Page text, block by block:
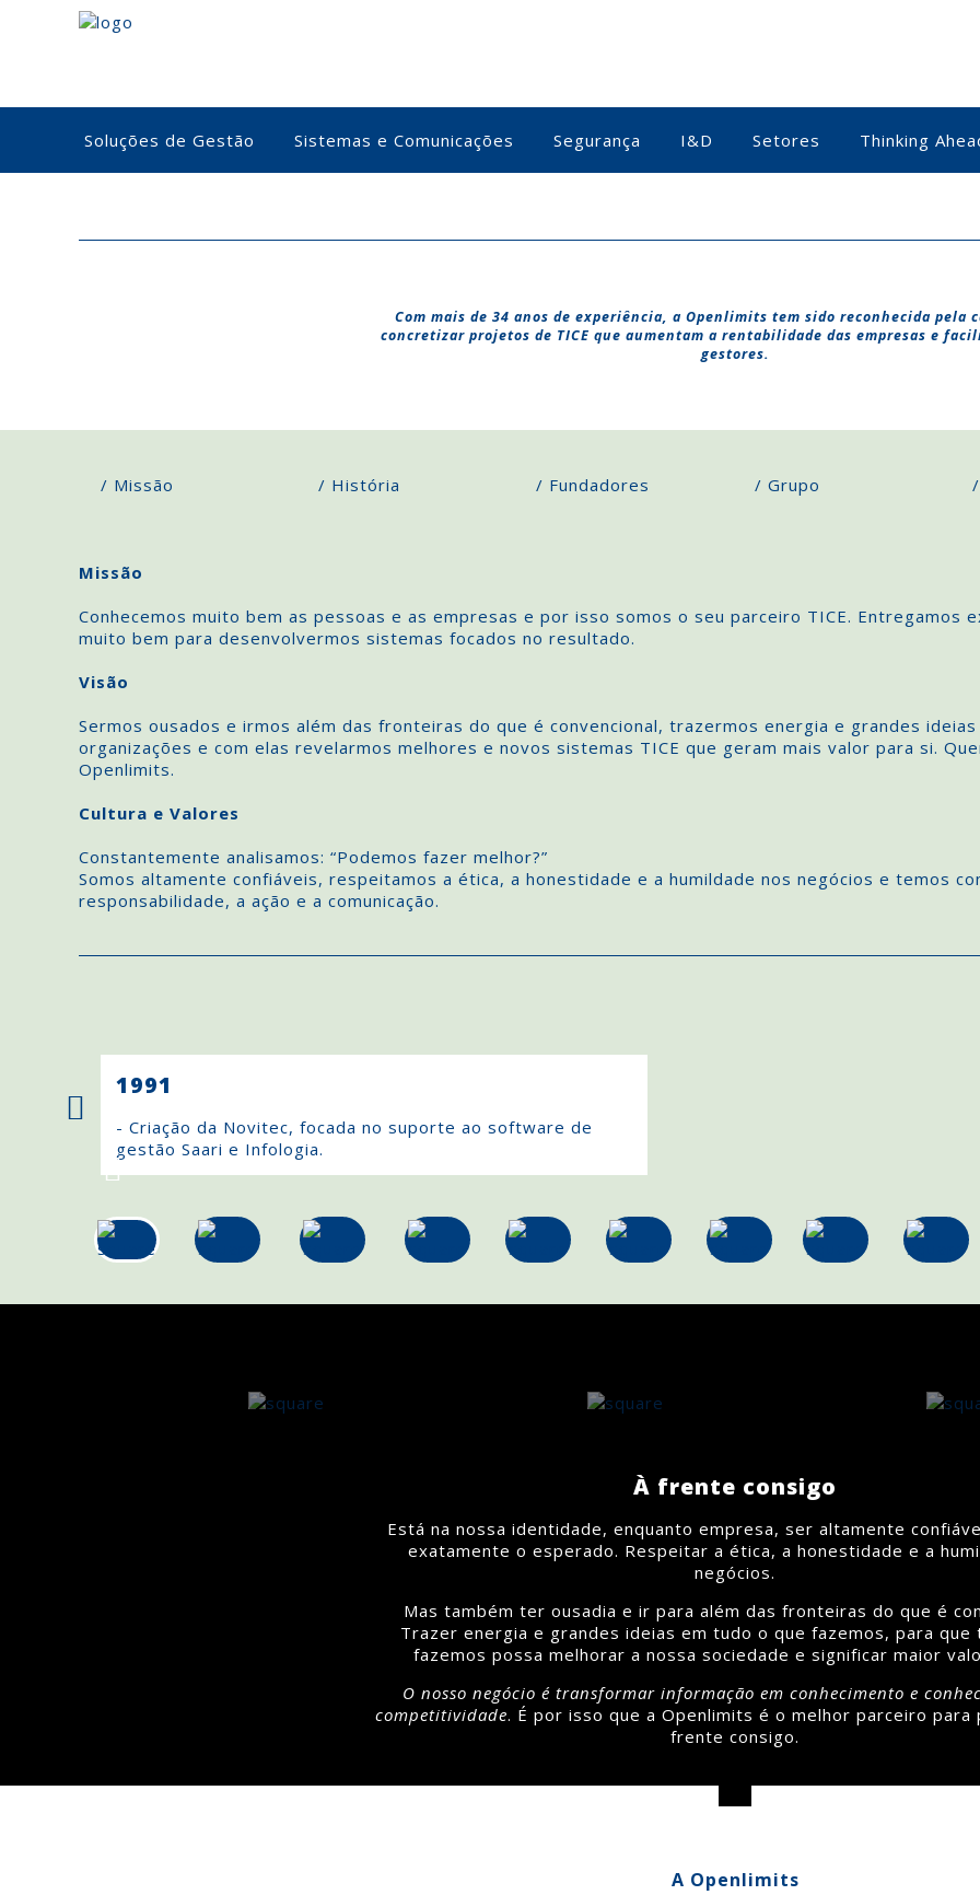
Soluções de Gestão Sistemas e Comunicações Segurança I&D Setores Thinking
Com mais de 34 anos de experiência, a Openlimits tem sido reconhecida pela
concretizar projetos de TICE que aumentam a rentabilidade das empresas e
gestores.
/ Missão / História / Fundadores / Grupo
Missão
Conhecemos muito bem as pessoas e as empresas e por isso somos o seu parceiro TICE. Entregamos
muito bem para desenvolvermos sistemas focados no resultado.
Visão
Sermos ousados e irmos além das fronteiras do que é convencional, trazermos energia e grandes
organizações e com elas revelarmos melhores e novos sistemas TICE que geram mais valor para si.
Openlimits.
Cultura e Valores
Constantemente analisamos: “Podemos fazer melhor?”
Somos altamente confiáveis, respeitamos a ética, a honestidade e a humildade nos negócios e temos
responsabilidade, a ação e a comunicação.
1991
- Criação da Novitec, focada no suporte ao software de
gestão Saari e Infologia.
À frente consigo
Está na nossa identidade, enquanto empresa, ser altamente
exatamente o esperado. Respeitar a ética, a honestidade e a
negócios.
Mas também ter ousadia e ir para além das fronteiras do que é
Trazer energia e grandes ideias em tudo o que fazemos, para que
fazemos possa melhorar a nossa sociedade e significar maior
O nosso negócio é transformar informação em conhecimento e
competitividade. É por isso que a Openlimits é o melhor parceiro para
frente consigo.
A Openlimits